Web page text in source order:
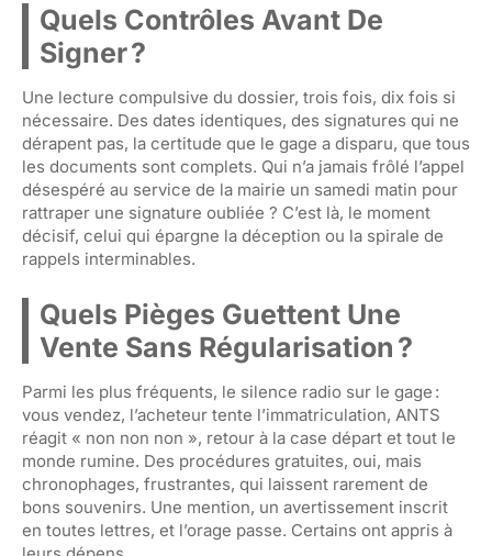
Quels Contrôles Avant De
Signer ?
Une lecture compulsive du dossier, trois fois, dix fois si
nécessaire. Des dates identiques, des signatures qui ne
dérapent pas, la certitude que le gage a disparu, que tous
les documents sont complets. Qui n’a jamais frôlé l’appel
désespéré au service de la mairie un samedi matin pour
rattraper une signature oubliée ? C’est là, le moment
décisif, celui qui épargne la déception ou la spirale de
rappels interminables.
Quels Pièges Guettent Une
Vente Sans Régularisation ?
Parmi les plus fréquents, le silence radio sur le gage :
vous vendez, l’acheteur tente l’immatriculation, ANTS
réagit « non non non », retour à la case départ et tout le
monde rumine. Des procédures gratuites, oui, mais
chronophages, frustrantes, qui laissent rarement de
bons souvenirs. Une mention, un avertissement inscrit
en toutes lettres, et l’orage passe. Certains ont appris à